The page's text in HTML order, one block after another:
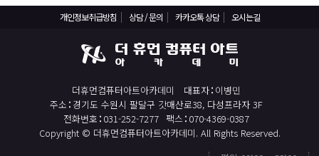
개인정보취급방침 상담 / 문의 카카오톡 상담 오시는길
더휴먼컴퓨터아트아카데미 대표자 이병민
주소 경기도 수원시 팔달구 갓매산로38, 다성프라자 3F
전화번호 031-252-7277 팩스 070-4369-0387
Copyright © 더휴먼컴퓨터아트아카데미. All Rights Reserved.
직업상담사 2급 (필기+실기) 자격증 취득과정
일러스트 자격증 취득과정(GTQi 1급)
전산회계 1급 / FAT 1급 자격증 취득과정
전산세무 2급 / TAT 2급 자격증 취득과정